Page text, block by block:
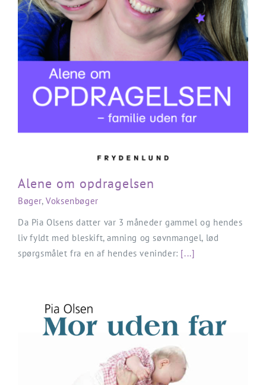
Alene om opdragelsen
Alene om opdragelsen
Bøger,Voksenbøger
Da Pia Olsens datter var 3 måneder gammel og hendes
liv fyldt med bleskift, amning og søvnmangel, lød
spørgsmålet fra en af hendes veninder: [...]